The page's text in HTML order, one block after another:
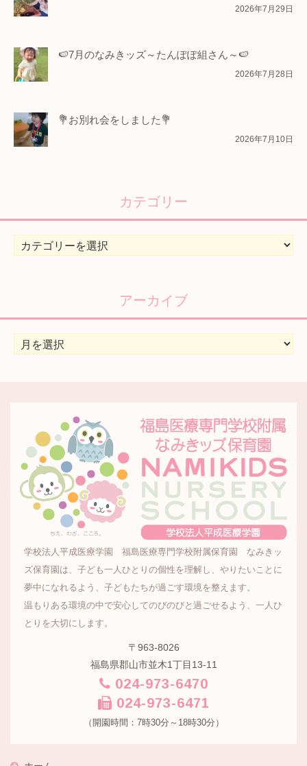
2026年7月29日
🍉7月のなみきッズ～たんぽぽ組さん～🍉
2026年7月28日
💐お別れ会をしました💐
2026年7月10日
カテゴリー
カ
ー
アーカイブ
学校法人平成医療学園 福島医療専門学校附属保育園 なみきッ
ズ保育園は、子ども一人ひとりの個性を理解し、やりたいことに
夢中になれるよう、子どもたちが過ごす環境を整えます。
温もりある環境の中で安心してのびのびと過ごせるよう、一人ひ
とりを大切にします。
〒963-8026
福島県郡山市並木1丁目13-11
024-973-6470
024-973-6471
（開園時間：7時30分～18時30分）